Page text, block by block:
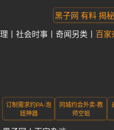
黑子网 有料 揭
社会时事 奇闻另类 百家
订制需求约PA-泡
妞神器
同城约会外卖-教
师空姐